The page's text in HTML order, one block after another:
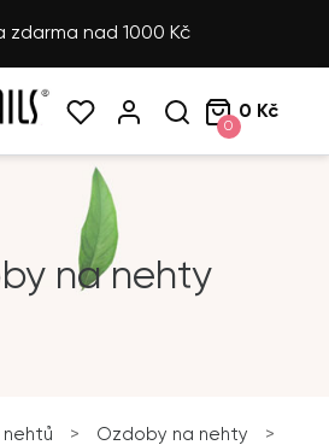
zdarma nad 1000 Kč
0
0 Kč
na nehty
> Ozdoby na nehty
>